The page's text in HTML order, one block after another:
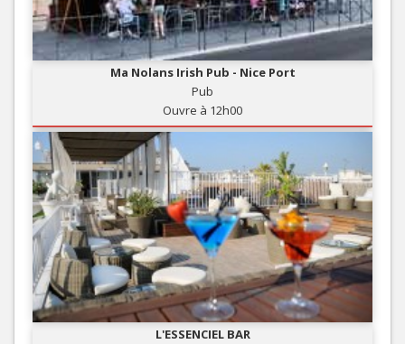
Ma Nolans Irish Pub - Nice Port
Pub
Ouvre à 12h00
L'ESSENCIEL BAR